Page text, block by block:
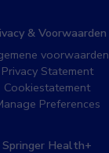
& Voorwaarden
voorwaarden
Privacy Statement
Cookiestatement
Preferences
Springer Health+